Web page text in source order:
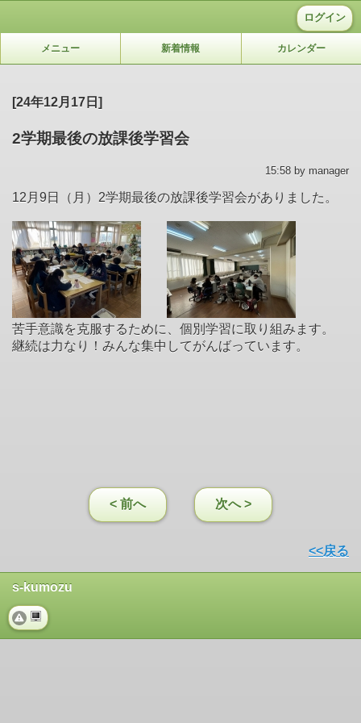
ログイン
メニュー 新着情報 カレンダー
[24年12月17日]
2学期最後の放課後学習会
15:58 by manager
12月9日（月）2学期最後の放課後学習会がありました。
苦手意識を克服するために、個別学習に取り組みます。
継続は力なり！みんな集中してがんばっています。
< 前へ 次へ >
<<戻る
s-kumozu